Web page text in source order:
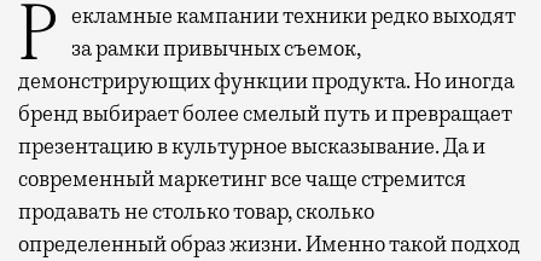
Рекламные кампании техники редко выходят
за рамки привычных съемок,
демонстрирующих функции продукта. Но иногда
бренд выбирает более смелый путь и превращает
презентацию в культурное высказывание. Да и
современный маркетинг все чаще стремится
продавать не столько товар, сколько
определенный образ жизни. Именно такой подход